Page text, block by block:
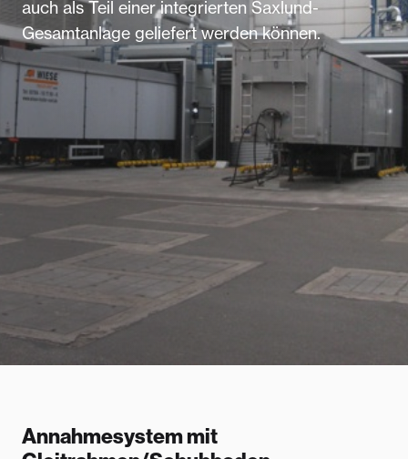
auch als Teil einer integrierten Saxlund-
Gesamtanlage geliefert werden können.
Annahmesystem mit